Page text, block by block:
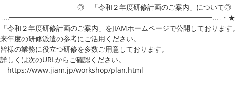
◎ 「令和２年度研修計画のご案内」について◎
‥...━━━━━━━━━━━━━━━━━━━━━━━━━━━━━...‥・★
「令和２年度研修計画のご案内」をJIAMホームページで公開しております。
来年度の研修派遣の参考にご活用ください。
皆様の業務に役立つ研修を多数ご用意しております。
詳しくは次のURLからご確認ください。
https://www.jiam.jp/workshop/plan.html